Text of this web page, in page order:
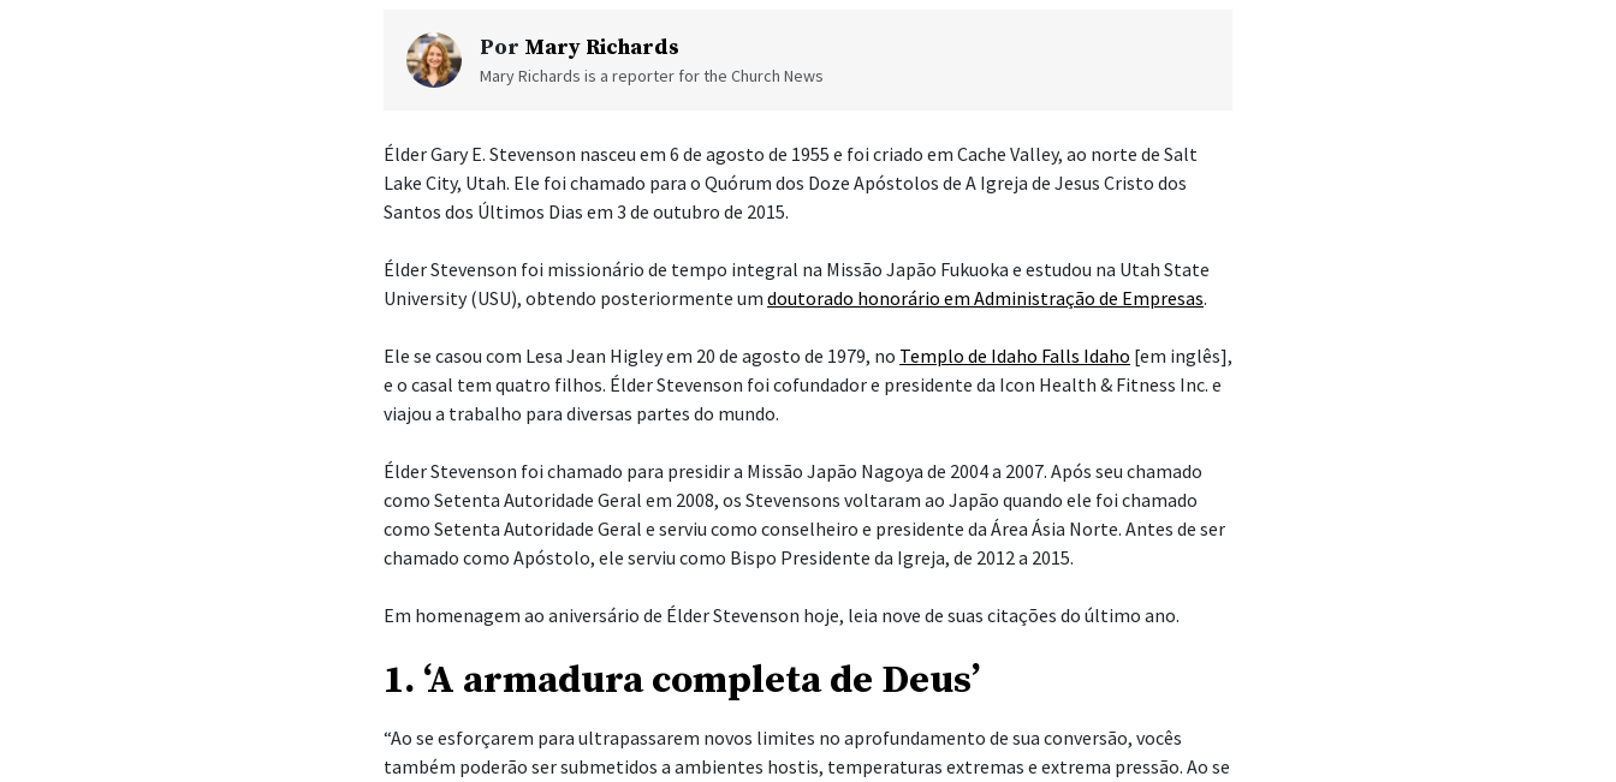
Por Mary Richards
Mary Richards is a reporter for the Church News
Élder Gary E. Stevenson nasceu em 6 de agosto de 1955 e foi criado em Cache Valley, ao norte de Salt
Lake City, Utah. Ele foi chamado para o Quórum dos Doze Apóstolos de A Igreja de Jesus Cristo dos
Santos dos Últimos Dias em 3 de outubro de 2015.
Élder Stevenson foi missionário de tempo integral na Missão Japão Fukuoka e estudou na Utah State
University (USU), obtendo posteriormente um doutorado honorário em Administração de Empresas.
Ele se casou com Lesa Jean Higley em 20 de agosto de 1979, no Templo de Idaho Falls Idaho [em inglês],
e o casal tem quatro filhos. Élder Stevenson foi cofundador e presidente da Icon Health & Fitness Inc. e
viajou a trabalho para diversas partes do mundo.
Élder Stevenson foi chamado para presidir a Missão Japão Nagoya de 2004 a 2007. Após seu chamado
como Setenta Autoridade Geral em 2008, os Stevensons voltaram ao Japão quando ele foi chamado
como Setenta Autoridade Geral e serviu como conselheiro e presidente da Área Ásia Norte. Antes de ser
chamado como Apóstolo, ele serviu como Bispo Presidente da Igreja, de 2012 a 2015.
Em homenagem ao aniversário de Élder Stevenson hoje, leia nove de suas citações do último ano.
1. ‘A armadura completa de Deus’
“Ao se esforçarem para ultrapassarem novos limites no aprofundamento de sua conversão, vocês
também poderão ser submetidos a ambientes hostis, temperaturas extremas e extrema pressão. Ao se